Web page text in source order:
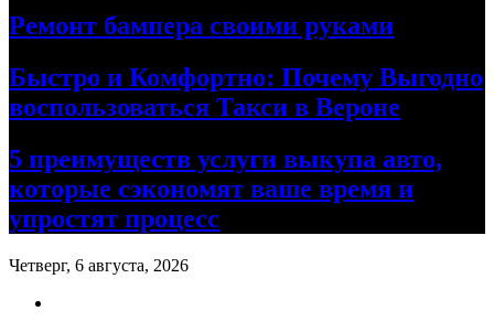
Ремонт бампера своими руками
Быстро и Комфортно: Почему Выгодно
воспользоваться Такси в Вероне
5 преимуществ услуги выкупа авто,
которые сэкономят ваше время и
упростят процесс
Четверг, 6 августа, 2026